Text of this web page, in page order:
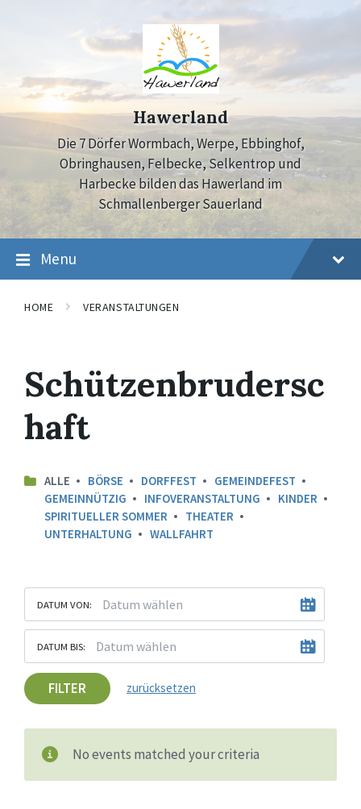
Hawerland
Die 7 Dörfer Wormbach, Werpe, Ebbinghof,
Obringhausen, Felbecke, Selkentrop und
Harbecke bilden das Hawerland im
Schmallenberger Sauerland
Menu
HOME VERANSTALTUNGEN
Schützenbrudersc
haft
ALLE BÖRSE DORFFEST
GEMEINDEFEST
GEMEINNÜTZIG
INFOVERANSTALTUNG
KINDER
SPIRITUELLER SOMMER
THEATER
UNTERHALTUNG
WALLFAHRT
DATUM VON:
DATUM BIS:
FILTER zurücksetzen
No events matched your criteria